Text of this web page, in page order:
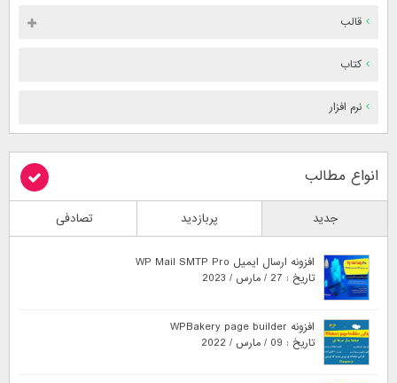
قالب
کتاب
نرم افزار
انواع مطالب
جدید پربازدید تصادفی
افزونه ارسال ایمیل WP Mail SMTP Pro
تاریخ : 27 / مارس / 2023
افزونه WPBakery page builder
تاریخ : 09 / مارس / 2022